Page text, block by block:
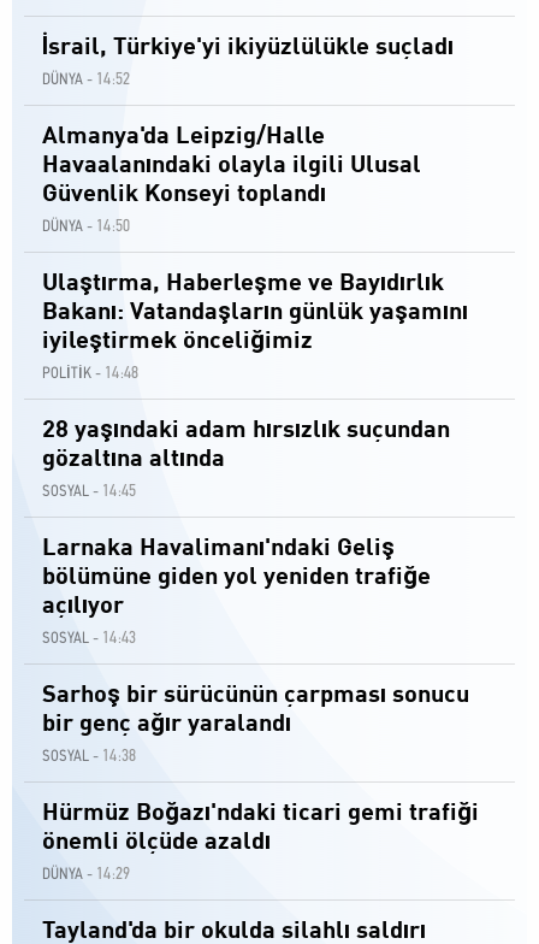
İsrail, Türkiye'yi ikiyüzlülükle suçladı
DÜNYA - 14:52
Almanya'da Leipzig/Halle
Havaalanındaki olayla ilgili Ulusal
Güvenlik Konseyi toplandı
DÜNYA - 14:50
Ulaştırma, Haberleşme ve Bayıdırlık
Bakanı: Vatandaşların günlük yaşamını
iyileştirmek önceliğimiz
POLİTİK - 14:48
28 yaşındaki adam hırsızlık suçundan
gözaltına altında
SOSYAL - 14:45
Larnaka Havalimanı'ndaki Geliş
bölümüne giden yol yeniden trafiğe
açılıyor
SOSYAL - 14:43
Sarhoş bir sürücünün çarpması sonucu
bir genç ağır yaralandı
SOSYAL - 14:38
Hürmüz Boğazı'ndaki ticari gemi trafiği
önemli ölçüde azaldı
DÜNYA - 14:29
Tayland'da bir okulda silahlı saldırı